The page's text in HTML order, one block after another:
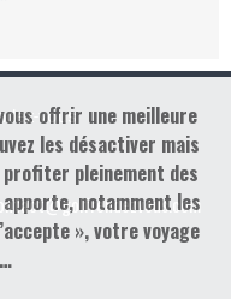
vous
offrir une meilleure
les désactiver mais
profiter pleinement des
notamment les
», votre voyage